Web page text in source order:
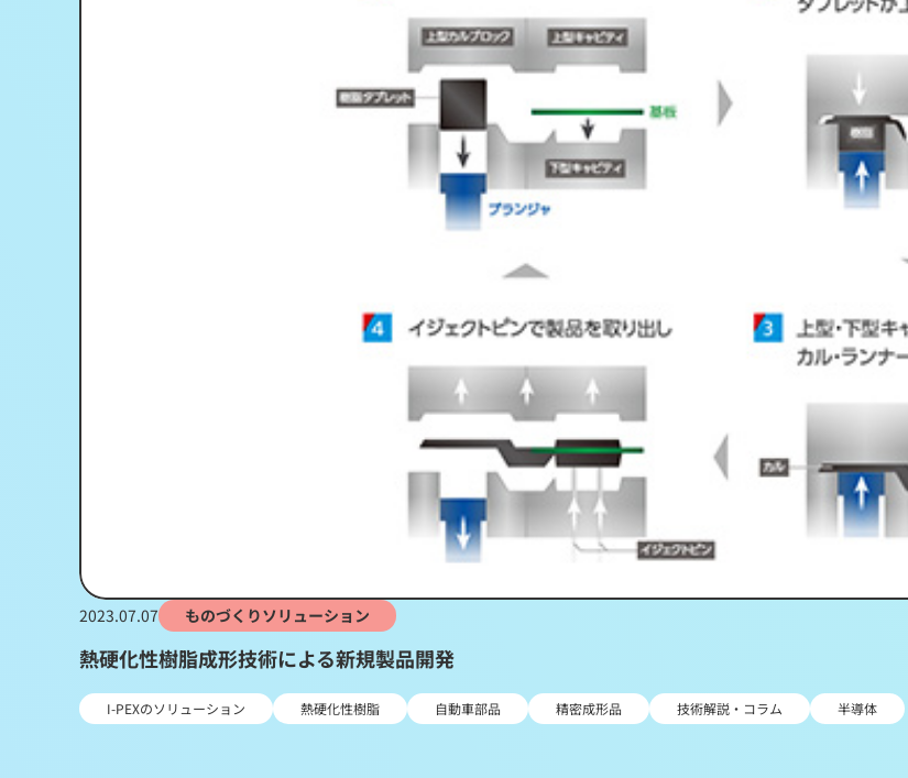
2023.07.07 ものづくりソリューション
熱硬化性樹脂成形技術による新規製品開発
I-PEXのソリューション 熱硬化性樹脂 自動車部品 精密成形品 技術解説・コラム 半導体